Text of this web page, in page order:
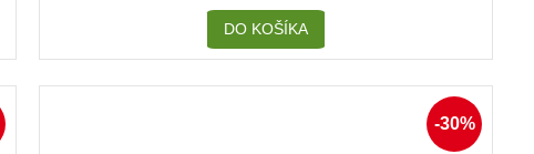
DO KOŠÍKA
-30%